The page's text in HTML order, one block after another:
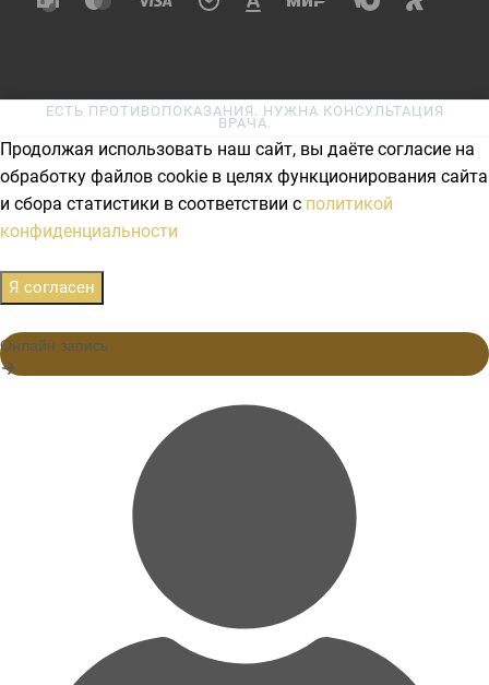
ЕСТЬ ПРОТИВОПОКАЗАНИЯ. НУЖНА КОНСУЛЬТАЦИЯ
ВРАЧА.
Продолжая использовать наш сайт, вы даёте согласие на
обработку файлов cookie в целях функционирования сайта
и сбора статистики в соответствии с политикой
конфиденциальности
Я согласен